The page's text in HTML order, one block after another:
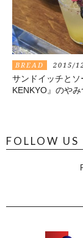
BREAD 2015/
サンドイッチと
KENKYO』のや
FOLLOW US